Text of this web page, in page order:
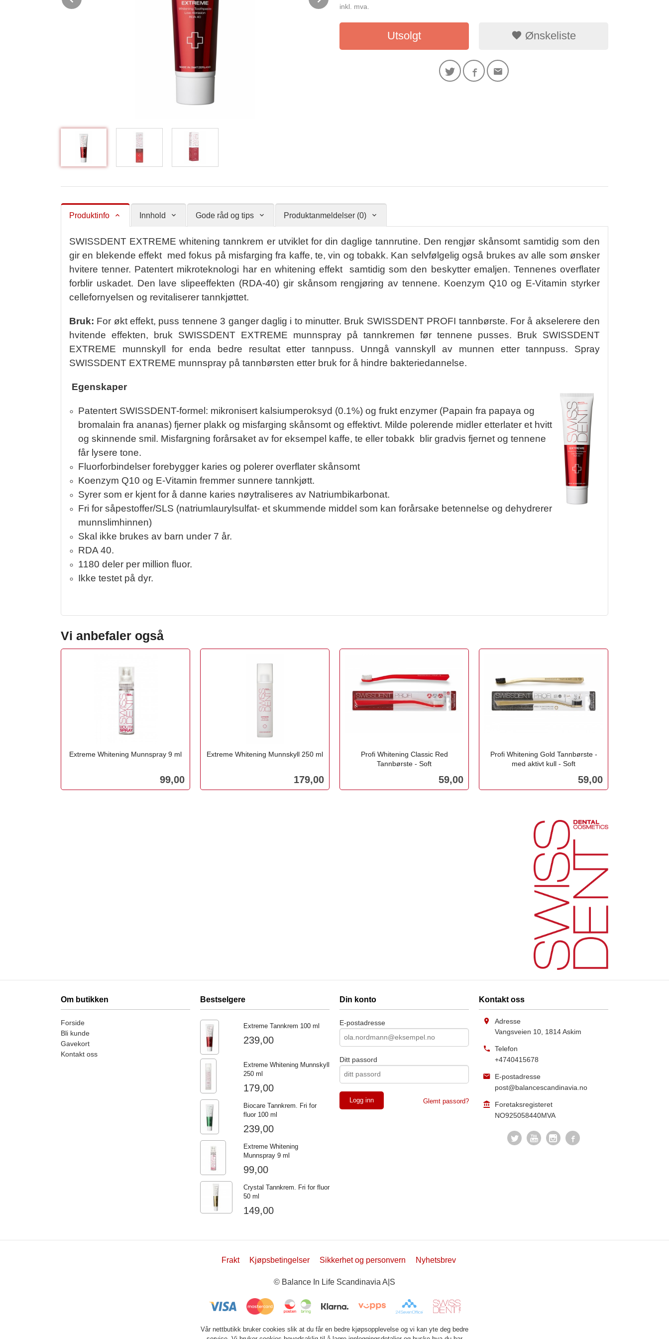
inkl. mva.
Utsolgt Ønskeliste
Produktinfo Innhold Gode råd og tips Produktanmeldelser (0)
SWISSDENT EXTREME whitening tannkrem er utviklet for din daglige tannrutine. Den rengjør skånsomt samtidig som den
gir en blekende effekt med fokus på misfarging fra kaffe, te, vin og tobakk. Kan selvfølgelig også brukes av alle som ønsker
hvitere tenner. Patentert mikroteknologi har en whitening effekt samtidig som den beskytter emaljen. Tennenes overflater
forblir uskadet. Den lave slipeeffekten (RDA-40) gir skånsom rengjøring av tennene. Koenzym Q10 og E-Vitamin styrker
cellefornyelsen og revitaliserer tannkjøttet.
Bruk: For økt effekt, puss tennene 3 ganger daglig i to minutter. Bruk SWISSDENT PROFI tannbørste. For å akselerere den
hvitende effekten, bruk SWISSDENT EXTREME munnspray på tannkremen før tennene pusses. Bruk SWISSDENT
EXTREME munnskyll for enda bedre resultat etter tannpuss. Unngå vannskyll av munnen etter tannpuss. Spray
SWISSDENT EXTREME munnspray på tannbørsten etter bruk for å hindre bakteriedannelse.
Egenskaper
Patentert SWISSDENT-formel: mikronisert kalsiumperoksyd (0.1%) og frukt enzymer (Papain fra papaya og
bromalain fra ananas) fjerner plakk og misfarging skånsomt og effektivt. Milde polerende midler etterlater et hvitt
og skinnende smil. Misfargning forårsaket av for eksempel kaffe, te eller tobakk blir gradvis fjernet og tennene
får lysere tone.
Fluorforbindelser forebygger karies og polerer overflater skånsomt
Koenzym Q10 og E-Vitamin fremmer sunnere tannkjøtt.
Syrer som er kjent for å danne karies nøytraliseres av Natriumbikarbonat.
Fri for såpestoffer/SLS (natriumlaurylsulfat- et skummende middel som kan forårsake betennelse og dehydrerer
munnslimhinnen)
Skal ikke brukes av barn under 7 år.
RDA 40.
1180 deler per million fluor.
Ikke testet på dyr.
Vi anbefaler også
Extreme Whitening Munnspray 9 ml
Pris
99,00
Extreme Whitening Munnskyll 250 ml
Pris
179,00
Profi Whitening Classic Red
Tannbørste - Soft
Pris
59,00
Profi Whitening Gold Tannbørste -
med aktivt kull - Soft
Pris
59,00
Om butikken
Forside
Bli kunde
Gavekort
Kontakt oss
Bestselgere
Extreme Tannkrem 100 ml
239,00
Extreme Whitening Munnskyll
250 ml
179,00
Biocare Tannkrem. Fri for
fluor 100 ml
239,00
Extreme Whitening
Munnspray 9 ml
99,00
Crystal Tannkrem. Fri for fluor
50 ml
149,00
Din konto
E-postadresse
Ditt passord
Glemt passord?
Kontakt oss
Adresse
Vangsveien 10, 1814Askim
Telefon
+4740415678
E-postadresse
post@balancescandinavia.no
Foretaksregisteret
NO925058440MVA
Frakt Kjøpsbetingelser Sikkerhet og personvern Nyhetsbrev
© Balance In Life Scandinavia A|S
Vår nettbutikk bruker cookies slik at du får en bedre kjøpsopplevelse og vi kan yte deg bedre